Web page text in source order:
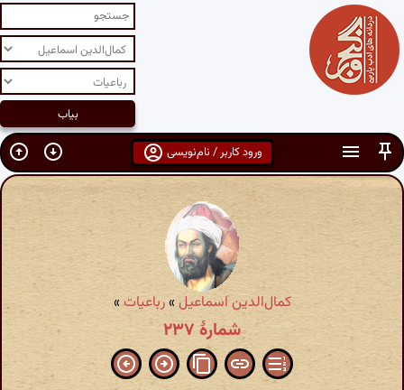
ورود کاربر / نام‌نویسی
کمال‌الدین اسماعیل»رباعیات»
شمارهٔ ۲۳۷